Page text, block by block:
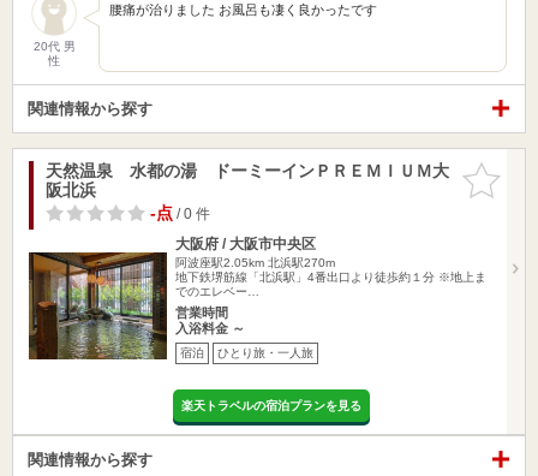
20代 男
性
腰痛が治りました お風呂も凄く良かったです
関連情報から探す
お気に入
りに追加
天然温泉 水都の湯 ドーミーインＰＲＥＭＩＵＭ大
阪北浜
-点/ 0 件
大阪府 / 大阪市中央区
阿波座駅2.05km 北浜駅270m
地下鉄堺筋線「北浜駅」4番出口より徒歩約１分 ※地上ま
でのエレベー…
営業時間
入浴料金 ～
宿泊 ひとり旅・一人旅
楽天トラベルの宿泊プランを見る
関連情報から探す